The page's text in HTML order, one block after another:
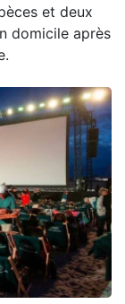
et deux
domicile après